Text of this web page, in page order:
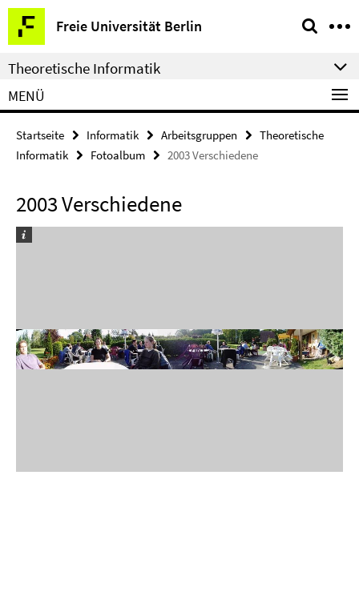
Springe
direkt
zu
Inhalt
Freie Universität Berlin
Service-
Navigation
Theoretische Informatik
MENÜ
Startseite Informatik Arbeitsgruppen
Theoretische
Informatik
Fotoalbum 2003 Verschiedene
2003 Verschiedene